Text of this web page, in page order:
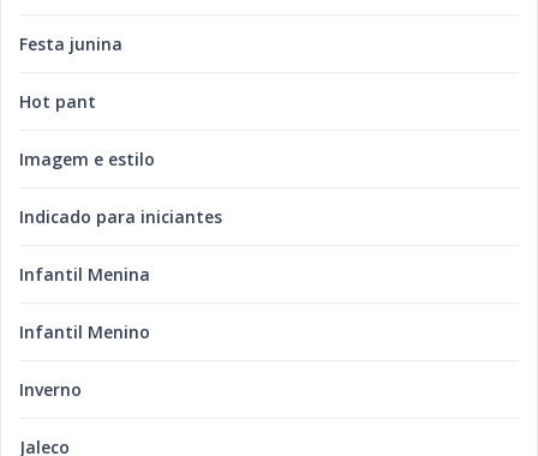
Festa junina
Hot pant
Imagem e estilo
Indicado para iniciantes
Infantil Menina
Infantil Menino
Inverno
Jaleco